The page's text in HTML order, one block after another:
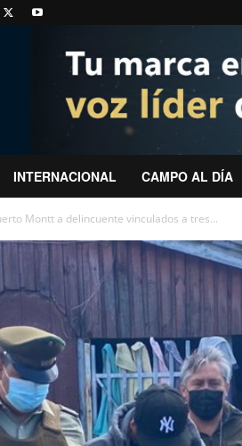
INTERNACIONAL CAMPO AL DÍA
Montt a delincuente vinculados a tres...